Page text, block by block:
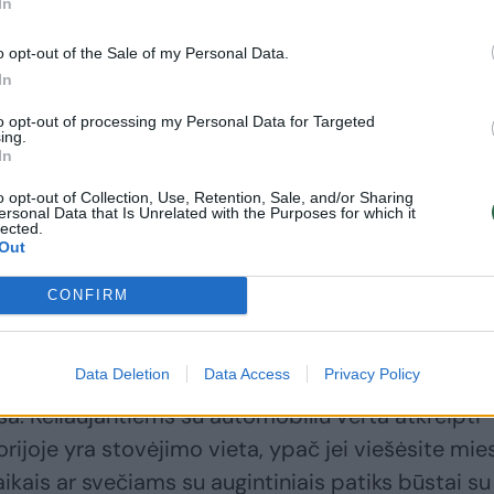
opt-out of the Sale of my Personal Data.
opt-out of processing my Personal Data for Targeted
opt-out of Collection, Use, Retention, Sale, and/or Sharing
Data that Is Unrelated with the Purposes for which it
CONFIRM
Data Deletion Data Access Privacy Policy
su draugų grupe? Jei atostogaujate su šeima,
rinktis erdvesnį 2–3 kambarių butą, kuriame
jums reikia.
su terasa ar balkonu – tai puiki vieta rytinei
jums aktuali komfortiška nakvynė Palangoje,
Keliaujantiems su automobiliu verta atkreipti
yra stovėjimo vieta, ypač jei viešėsite
ar svečiams su augintiniais patiks būstai su